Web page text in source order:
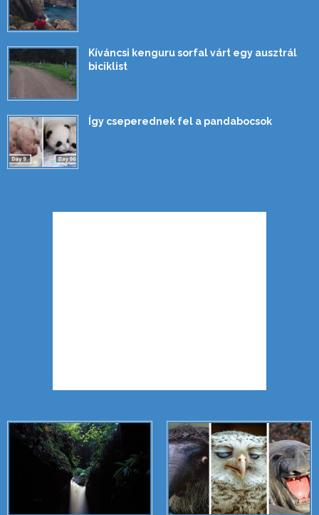
Kíváncsi kenguru sorfal várt egy ausztrál
biciklist
Így cseperednek fel a pandabocsok